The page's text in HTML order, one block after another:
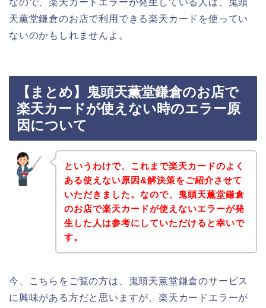
天薫堂鎌倉のお店で利用できる楽天カードを使ってい
ないのかもしれませんよ。
【まとめ】鬼頭天薫堂鎌倉のお店で
楽天カードが使えない時のエラー原
因について
というわけで、これまで楽天カードのよく
ある使えない原因&解決策をご紹介させて
いただきました。なので、鬼頭天薫堂鎌倉
のお店で楽天カードが使えないエラーが発
生した人は参考にしていただけると幸いで
す。
今、こちらをご覧の方は、鬼頭天薫堂鎌倉のサービス
に興味がある方だと思いますが、楽天カードエラーが